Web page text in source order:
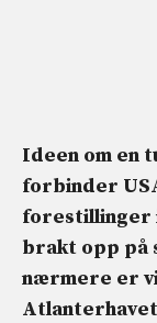
Ideen om en
forbinder
forestillinger
brakt opp på
nærmere er